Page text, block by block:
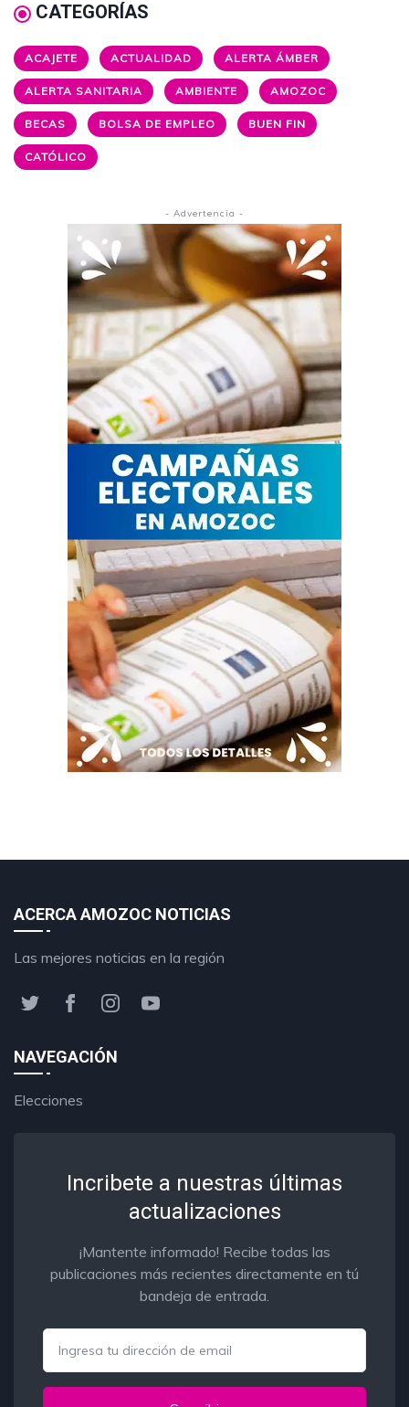
CATEGORÍAS
ACAJETE ACTUALIDAD ALERTA ÁMBER
ALERTA SANITARIA AMBIENTE AMOZOC
BECAS BOLSA DE EMPLEO BUEN FIN
CATÓLICO
- Advertencia -
ACERCA AMOZOC NOTICIAS
Las mejores noticias en la región
NAVEGACIÓN
Elecciones
Incribete a nuestras últimas
actualizaciones
¡Mantente informado! Recibe todas las
publicaciones más recientes directamente en tú
bandeja de entrada.